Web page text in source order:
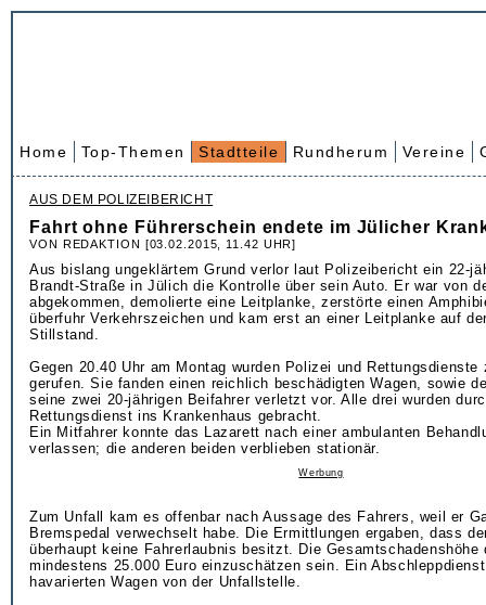
Home Top-Themen Stadtteile Rundherum Vereine
AUS DEM POLIZEIBERICHT
Fahrt ohne Führerschein endete im Jülicher
VON REDAKTION [03.02.2015, 11.42 UHR]
Aus bislang ungeklärtem Grund verlor laut Polizeibericht ein 22-
Brandt-Straße in Jülich die Kontrolle über sein Auto. Er war von
abgekommen, demolierte eine Leitplanke, zerstörte einen
überfuhr Verkehrszeichen und kam erst an einer Leitplanke auf
Stillstand.
Gegen 20.40 Uhr am Montag wurden Polizei und Rettungsdienste
gerufen. Sie fanden einen reichlich beschädigten Wagen, sowie
seine zwei 20-jährigen Beifahrer verletzt vor. Alle drei wurden
Rettungsdienst ins Krankenhaus gebracht.
Ein Mitfahrer konnte das Lazarett nach einer ambulanten
verlassen; die anderen beiden verblieben stationär.
Werbung
Zum Unfall kam es offenbar nach Aussage des Fahrers, weil er
Bremspedal verwechselt habe. Die Ermittlungen ergaben, dass
überhaupt keine Fahrerlaubnis besitzt. Die Gesamtschadenshöhe
mindestens 25.000 Euro einzuschätzen sein. Ein
havarierten Wagen von der Unfallstelle.